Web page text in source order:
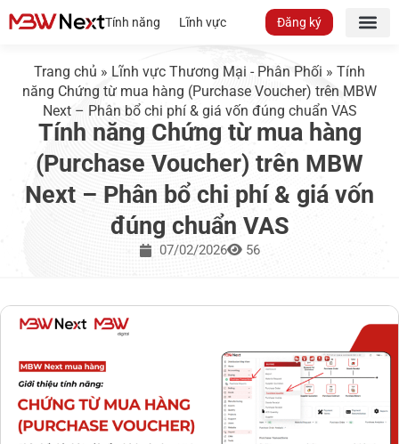
Tính năng Lĩnh vực Đăng ký
Trang chủ » Lĩnh vực Thương Mại - Phân Phối » Tính
năng Chứng từ mua hàng (Purchase Voucher) trên MBW
Next – Phân bổ chi phí & giá vốn đúng chuẩn VAS
Tính năng Chứng từ mua hàng
(Purchase Voucher) trên MBW
Next – Phân bổ chi phí & giá vốn
đúng chuẩn VAS
07/02/2026 56